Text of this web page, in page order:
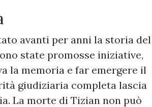
avanti per anni la storia del
state promosse iniziative,
la memoria e far emergere il
giudiziaria completa lascia
La morte di Tizian non può